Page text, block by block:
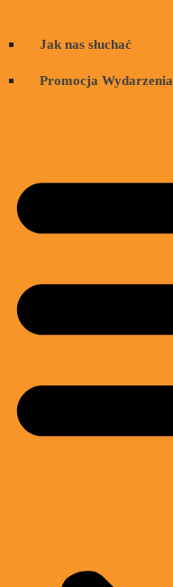
Jak nas słuchać
Promocja Wydarzenia